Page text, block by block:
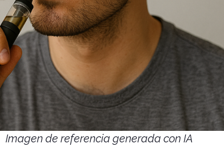
Imagen de referencia generada con IA